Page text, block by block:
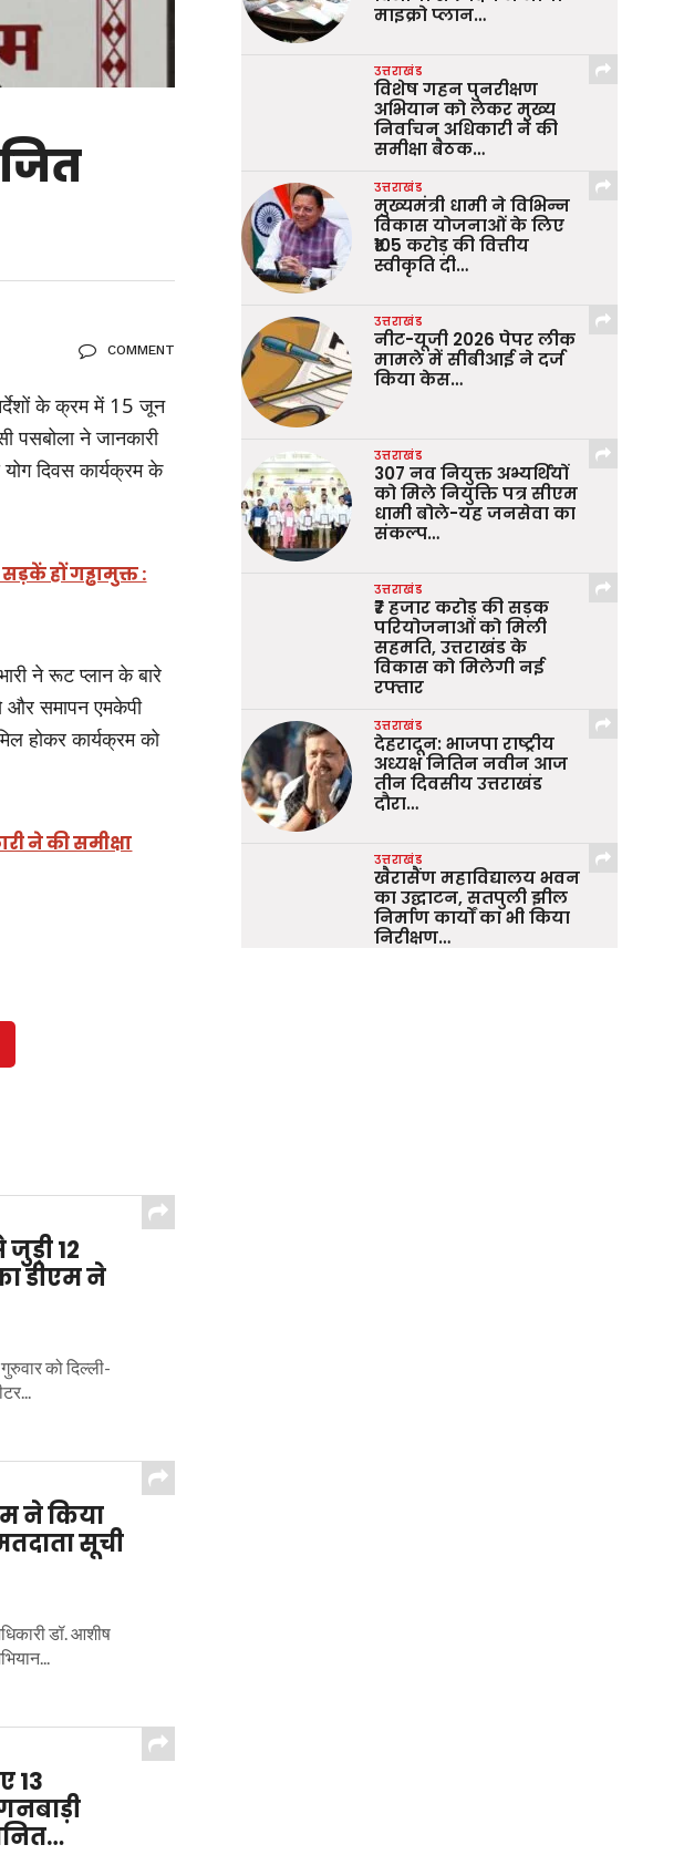
COMMENT
के क्रम में 15 जून
पसबोला ने जानकारी
दिवस कार्यक्रम के
हों गड्ढामुक्त :
ने रूट प्लान के बारे
से और समापन एमकेपी
होकर कार्यक्रम को
ने की समीक्षा
12
डीएम ने
को दिल्ली-
ने किया
सूची
डॉ. आशीष
13
माइक्रो प्लान…
उत्तराखंड
विशेष गहन पुनरीक्षण
अभियान को लेकर मुख्य
निर्वाचन अधिकारी ने की
समीक्षा बैठक…
उत्तराखंड
मुख्यमंत्री धामी ने विभिन्न
विकास योजनाओं के लिए
₹105 करोड़ की वित्तीय
स्वीकृति दी…
उत्तराखंड
नीट-यूजी 2026 पेपर लीक
मामले में सीबीआई ने दर्ज
किया केस…
उत्तराखंड
307 नव नियुक्त अभ्यर्थियों
को मिले नियुक्ति पत्र सीएम
धामी बोले-यह जनसेवा का
संकल्प…
उत्तराखंड
₹7 हजार करोड़ की सड़क
परियोजनाओं को मिली
सहमति, उत्तराखंड के
विकास को मिलेगी नई
रफ्तार
उत्तराखंड
देहरादून: भाजपा राष्ट्रीय
अध्यक्ष नितिन नवीन आज
तीन दिवसीय उत्तराखंड
दौरा…
उत्तराखंड
खैरासैंण महाविद्यालय भवन
का उद्घाटन, सतपुली झील
निर्माण कार्यों का भी किया
निरीक्षण…